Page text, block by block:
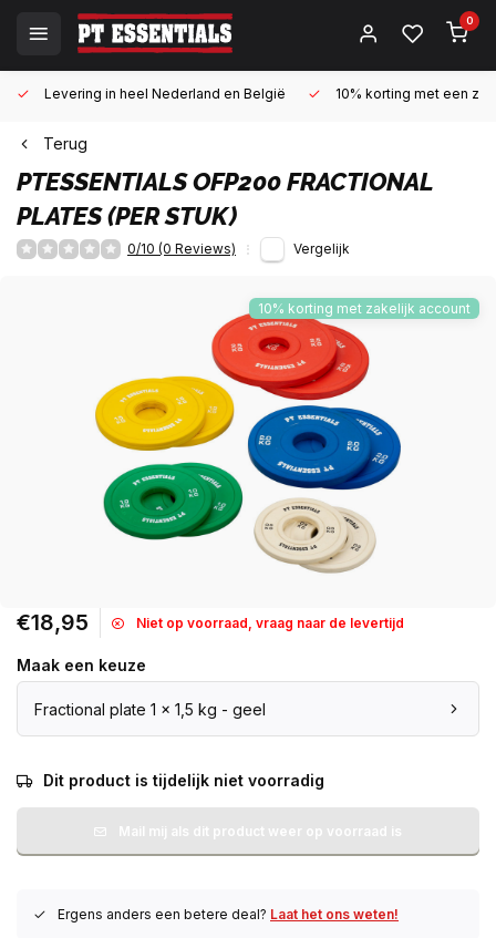
0
Levering in heel Nederland en België 10% korting met een
Terug
PTESSENTIALSOFP200 FRACTIONAL
PLATES (PER STUK)
0/10 (0 Reviews) Vergelijk
10% korting met zakelijk account
€18,95 Niet op voorraad, vraag naar de levertijd
Maak een keuze
Fractional plate 1 x 1,5 kg - geel
Dit product is tijdelijk niet voorradig
Mail mij als dit product weer op voorraad is
Ergens anders een betere deal? Laat het ons weten!